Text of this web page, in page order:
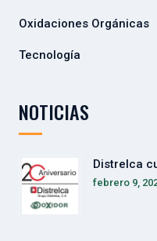
Oxidaciones Orgánicas
Tecnología
NOTICIAS
Distrelca
febrero 9,